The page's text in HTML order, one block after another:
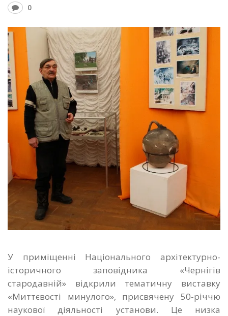
0
У приміщенні Національного архітектурно-
історичного заповідника «Чернігів
стародавній» відкрили тематичну виставку
«Миттєвості минулого», присвячену 50-річчю
наукової діяльності установи. Це низка